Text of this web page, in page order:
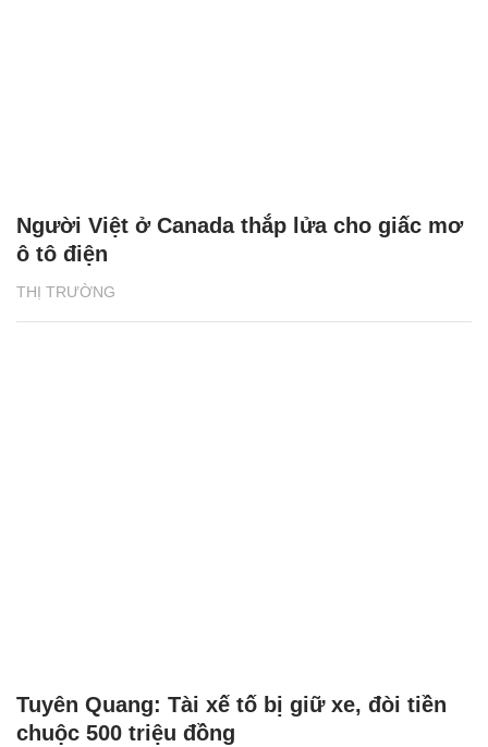
THỊ TRƯỜNG
Người Việt ở Canada thắp lửa cho giấc mơ
ô tô điện
Tuyên Quang: Tài xế tố bị giữ xe, đòi tiền
chuộc 500 triệu đồng